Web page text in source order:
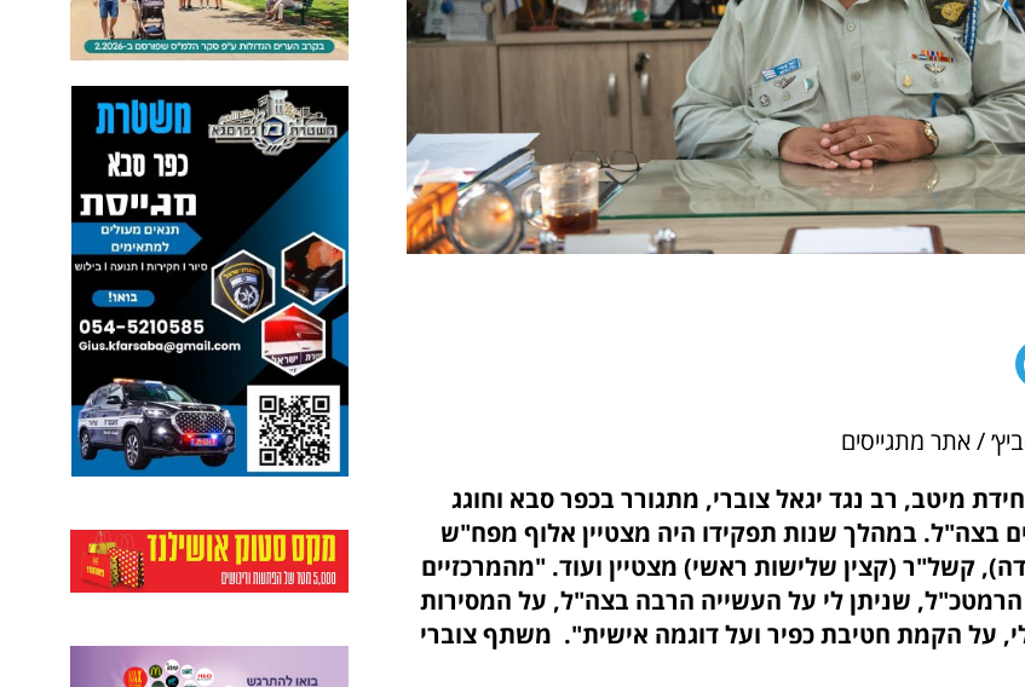
/ אתר מתגייסים
מיטב, רב נגד יגאל צוברי, מתגורר בכפר סבא וחוגג
הבא 35 שנים בצה"ל. במהלך שנות תפקידו היה מצטיין אלוף מפח"ש
קשל"ר (קצין שלישות ראשי) מצטיין ועוד. "מהמרכזיים
הרמטכ"ל, שניתן לי על העשייה הרבה בצה"ל, על המסירות
על הקמת חטיבת כפיר ועל דוגמה אישית". משתף צוברי